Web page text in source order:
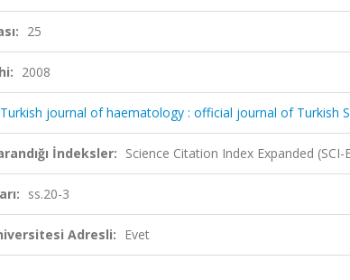
25
2008
Turkish journal of haematology : official journal of Turkish
İndeksler: Science Citation Index Expanded
ss.20-3
Adresli: Evet